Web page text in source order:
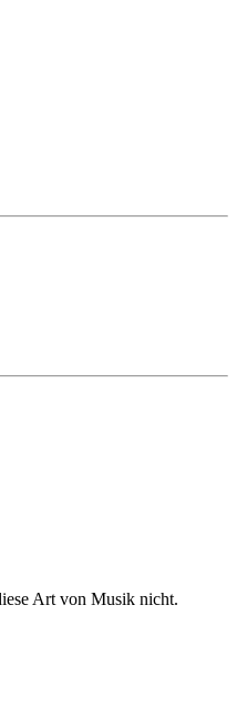
Art von Musik nicht.